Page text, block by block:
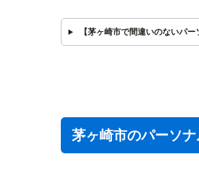
【茅ヶ崎市で間違いのないパー
茅ヶ崎市のパーソ